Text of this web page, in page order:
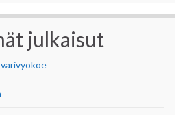
julkaisut